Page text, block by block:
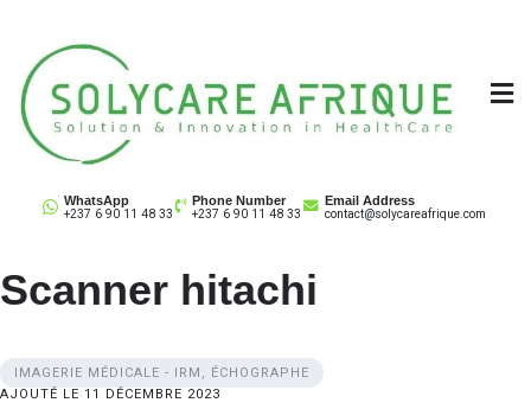
content
Solycare Afrique
Matériel & équipement médical au Cameroun
WhatsApp
+237 6 90 11 48 33
Phone Number
+237 6 90 11 48 33
Email Address
contact@solycareafrique.com
Scanner hitachi
IMAGERIE MÉDICALE - IRM, ÉCHOGRAPHE
AJOUTÉ LE 11 DÉCEMBRE 2023